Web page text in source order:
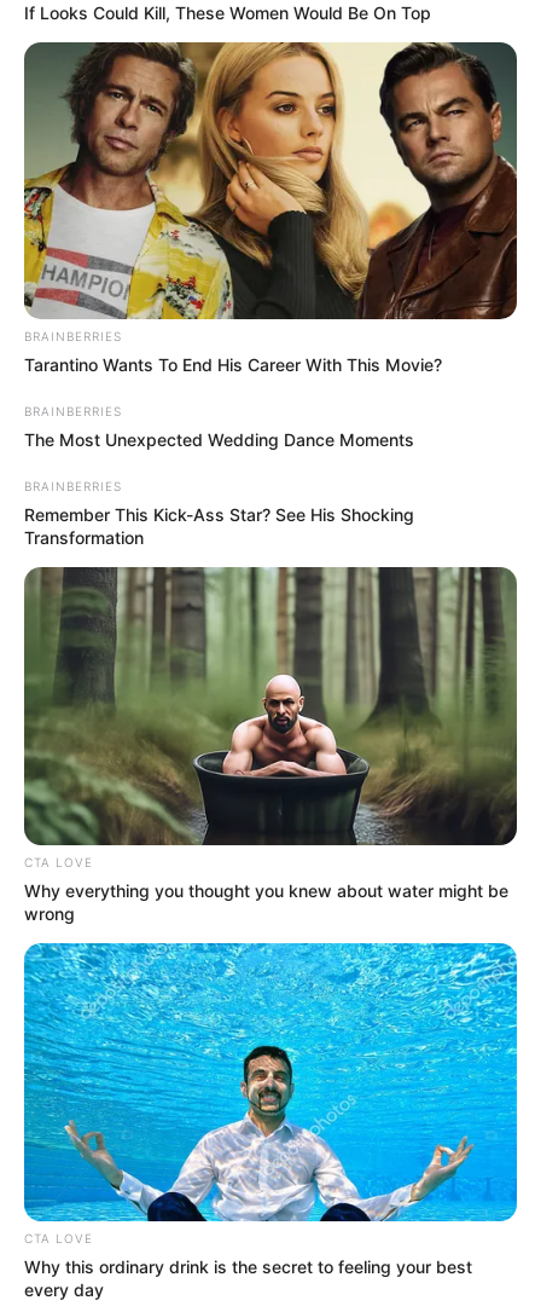
If Looks Could Kill, These Women Would Be On Top
BRAINBERRIES
Tarantino Wants To End His Career With This Movie?
BRAINBERRIES
The Most Unexpected Wedding Dance Moments
BRAINBERRIES
Remember This Kick-Ass Star? See His Shocking
Transformation
CTA LOVE
Why everything you thought you knew about water might be
wrong
CTA LOVE
Why this ordinary drink is the secret to feeling your best
every day